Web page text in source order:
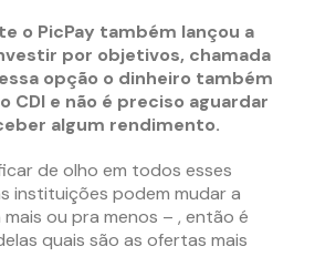
o PicPay também lançou a
por objetivos, chamada
opção o dinheiro também
CDI e não é preciso aguardar
algum rendimento.
ficar de olho em todos esses
instituições podem mudar a
ou pra menos – , então é
quais são as ofertas mais